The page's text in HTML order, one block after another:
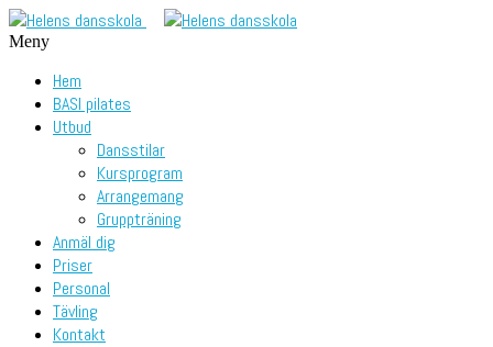
Meny
Hem
BASI pilates
Utbud
Dansstilar
Kursprogram
Arrangemang
Gruppträning
Anmäl dig
Priser
Personal
Tävling
Kontakt